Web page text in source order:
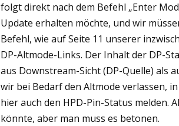
folgt direkt nach dem Befehl „Enter
Update erhalten möchte, und wir
Befehl, wie auf Seite 11 unserer
DP-Altmode-Links. Der Inhalt der DP-
aus Downstream-Sicht (DP-Quelle) als
wir bei Bedarf den Altmode verlassen,
hier auch den HPD-Pin-Status melden.
könnte, aber man muss es betonen.